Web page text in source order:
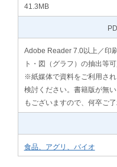
41.3MB
Adobe Reader 7.0以上／印
ト・図（グラフ）の抽出等
※紙媒体で資料をご利用さ
検討ください。書籍版が無
もございますので、何卒ご了
食品、アグリ、バイオ